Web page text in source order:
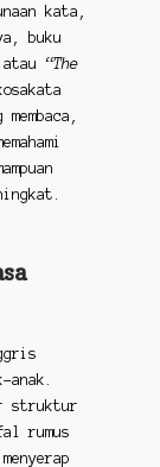
kata,
buku
“The
struktur
rumus